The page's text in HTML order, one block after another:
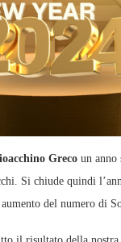
Greco un anno
Si chiude quindi
del numero di